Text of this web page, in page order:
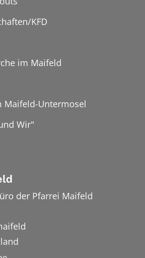
KFD
im Maifeld
Maifeld-Untermosel
Wir"
der Pfarrei Maifeld